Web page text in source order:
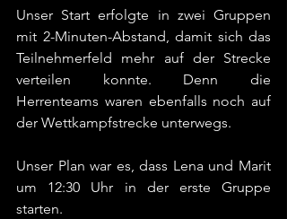
Unser Start erfolgte in zwei Gruppen
mit 2-Minuten-Abstand, damit sich das
Teilnehmerfeld mehr auf der Strecke
verteilen konnte. Denn die
Herrenteams waren ebenfalls noch auf
der Wettkampfstrecke unterwegs.
Unser Plan war es, dass Lena und Marit
um 12:30 Uhr in der erste Gruppe
starten.